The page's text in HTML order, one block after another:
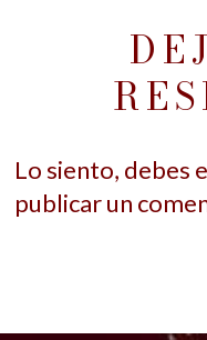
Lo siento, debes
publicar un